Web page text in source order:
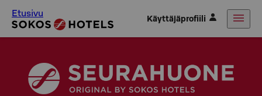
Etusivu Käyttäjäprofiili